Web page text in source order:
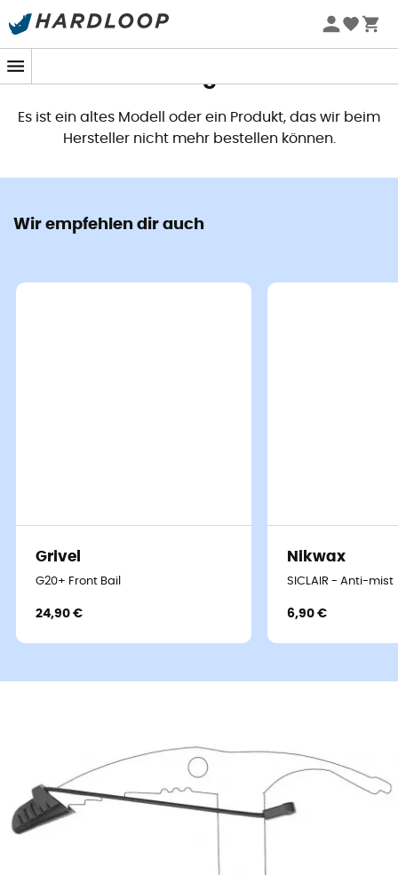
Dieses Produkt ist nicht mehr
Es ist ein altes Modell oder ein Produkt, das wir beim
Hersteller nicht mehr bestellen können.
Wir empfehlen dir auch
Grivel
G20+ Front Bail
24,90 €
Nikwax
SICLAIR - Anti-mist
6,90 €